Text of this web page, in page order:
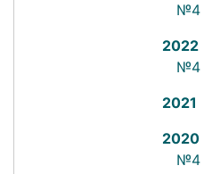
№4
2022
№4
2021
2020
№4